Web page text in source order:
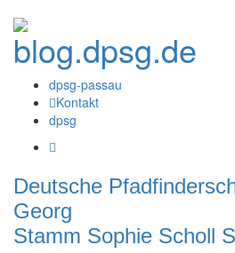
dpsg-passau
Kontakt
dpsg
Deutsche
Georg
Stamm Sophie Scholl